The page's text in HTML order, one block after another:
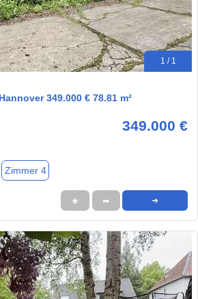
1 / 1
349.000 € 78.81 m²
349.000 €
Zimmer 4
★ ➦ ➜